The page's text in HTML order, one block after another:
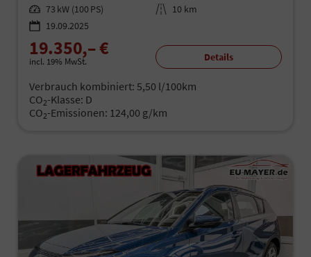
Leistung 73 kW (100 PS) Kilometerstand 10 km
19.09.2025
19.350,– €
incl. 19% MwSt. Details
Verbrauch kombiniert: 5,50 l/100km
CO2-Klasse: D
CO2-Emissionen: 124,00 g/km